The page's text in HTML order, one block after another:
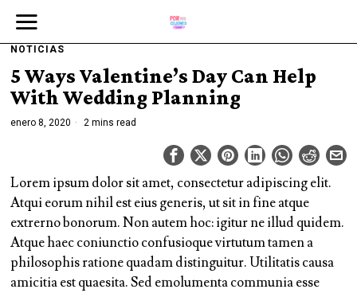
NOTICIAS
5 Ways Valentine’s Day Can Help
With Wedding Planning
enero 8, 2020 2 mins read
Lorem ipsum dolor sit amet, consectetur adipiscing elit.
Atqui eorum nihil est eius generis, ut sit in fine atque
extrerno bonorum. Non autem hoc: igitur ne illud quidem.
Atque haec coniunctio confusioque virtutum tamen a
philosophis ratione quadam distinguitur. Utilitatis causa
amicitia est quaesita. Sed emolumenta communia esse